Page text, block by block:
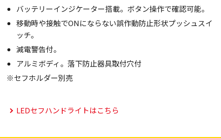
バッテリーインジケーター搭載。ボタン操作で確認可能。
移動時や接触でONにならない誤作動防止形状プッシュスイ
ッチ。
減電警告付。
アルミボディ。落下防止器具取付穴付
※セフホルダー別売
LEDセフハンドライトはこちら